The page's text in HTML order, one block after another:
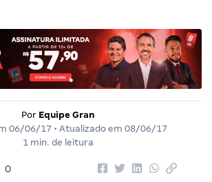
Por Equipe Gran
06/06/17 • Atualizado em 08/06/17
1 min. de leitura
0